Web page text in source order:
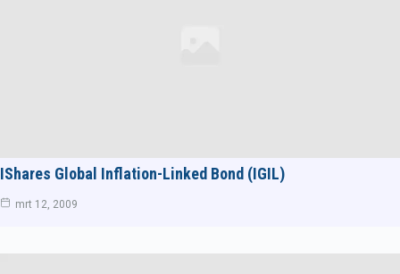
IShares Global Inflation-Linked Bond (IGIL)
mrt 12, 2009